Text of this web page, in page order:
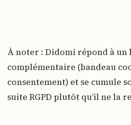
À noter : Didomi répond à un
complémentaire (bandeau
consentement) et se cumule
suite RGPD plutôt qu’il ne la